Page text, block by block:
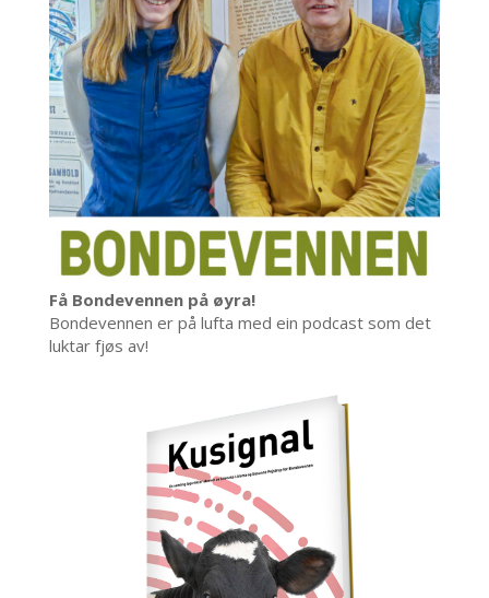
Få Bondevennen på øyra!
Bondevennen er på lufta med ein podcast som det
luktar fjøs av!